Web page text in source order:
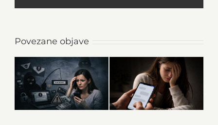
Povezane objave